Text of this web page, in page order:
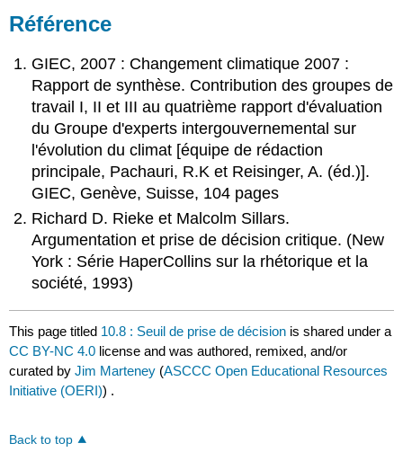
Référence
GIEC, 2007 : Changement climatique 2007 :
Rapport de synthèse. Contribution des groupes de
travail I, II et III au quatrième rapport d'évaluation
du Groupe d'experts intergouvernemental sur
l'évolution du climat [équipe de rédaction
principale, Pachauri, R.K et Reisinger, A. (éd.)].
GIEC, Genève, Suisse, 104 pages
Richard D. Rieke et Malcolm Sillars.
Argumentation et prise de décision critique. (New
York : Série HaperCollins sur la rhétorique et la
société, 1993)
This page titled 10.8 : Seuil de prise de décision is shared under a
CC BY-NC 4.0 license and was authored, remixed, and/or
curated byJim Marteney (ASCCC Open Educational Resources
Initiative (OERI)) .
Back to top